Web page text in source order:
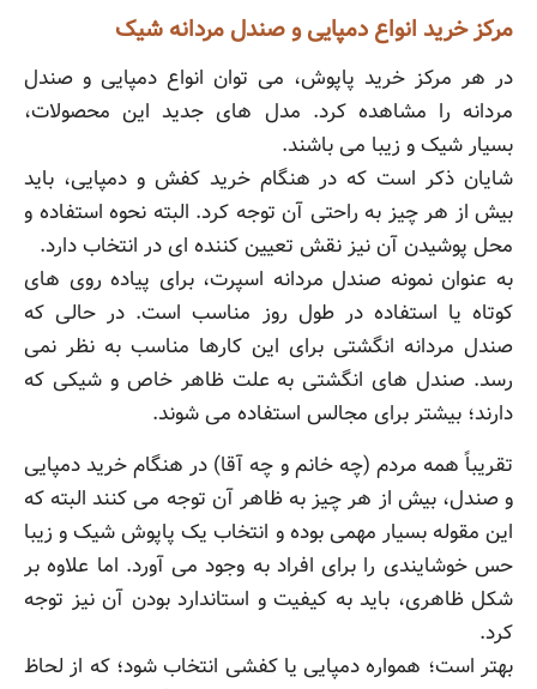
مرکز خرید انواع دمپایی و صندل مردانه شیک
در هر مرکز خرید پاپوش، می توان انواع دمپایی و صندل
مردانه را مشاهده کرد. مدل های جدید این محصولات،
بسیار شیک و زیبا می باشند.
شایان ذکر است که در هنگام خرید کفش و دمپایی، باید
بیش از هر چیز به راحتی آن توجه کرد. البته نحوه استفاده و
محل پوشیدن آن نیز نقش تعیین کننده ای در انتخاب دارد.
به عنوان نمونه صندل مردانه اسپرت، برای پیاده روی های
کوتاه یا استفاده در طول روز مناسب است. در حالی که
صندل مردانه انگشتی برای این کارها مناسب به نظر نمی
رسد. صندل های انگشتی به علت ظاهر خاص و شیکی که
دارند؛ بیشتر برای مجالس استفاده می شوند.
تقریباً همه مردم (چه خانم و چه آقا) در هنگام خرید دمپایی
و صندل، بیش از هر چیز به ظاهر آن توجه می کنند البته که
این مقوله بسیار مهمی بوده و انتخاب یک پاپوش شیک و زیبا
حس خوشایندی را برای افراد به وجود می آورد. اما علاوه بر
شکل ظاهری، باید به کیفیت و استاندارد بودن آن نیز توجه
کرد.
بهتر است؛ همواره دمپایی یا کفشی انتخاب شود؛ که از لحاظ